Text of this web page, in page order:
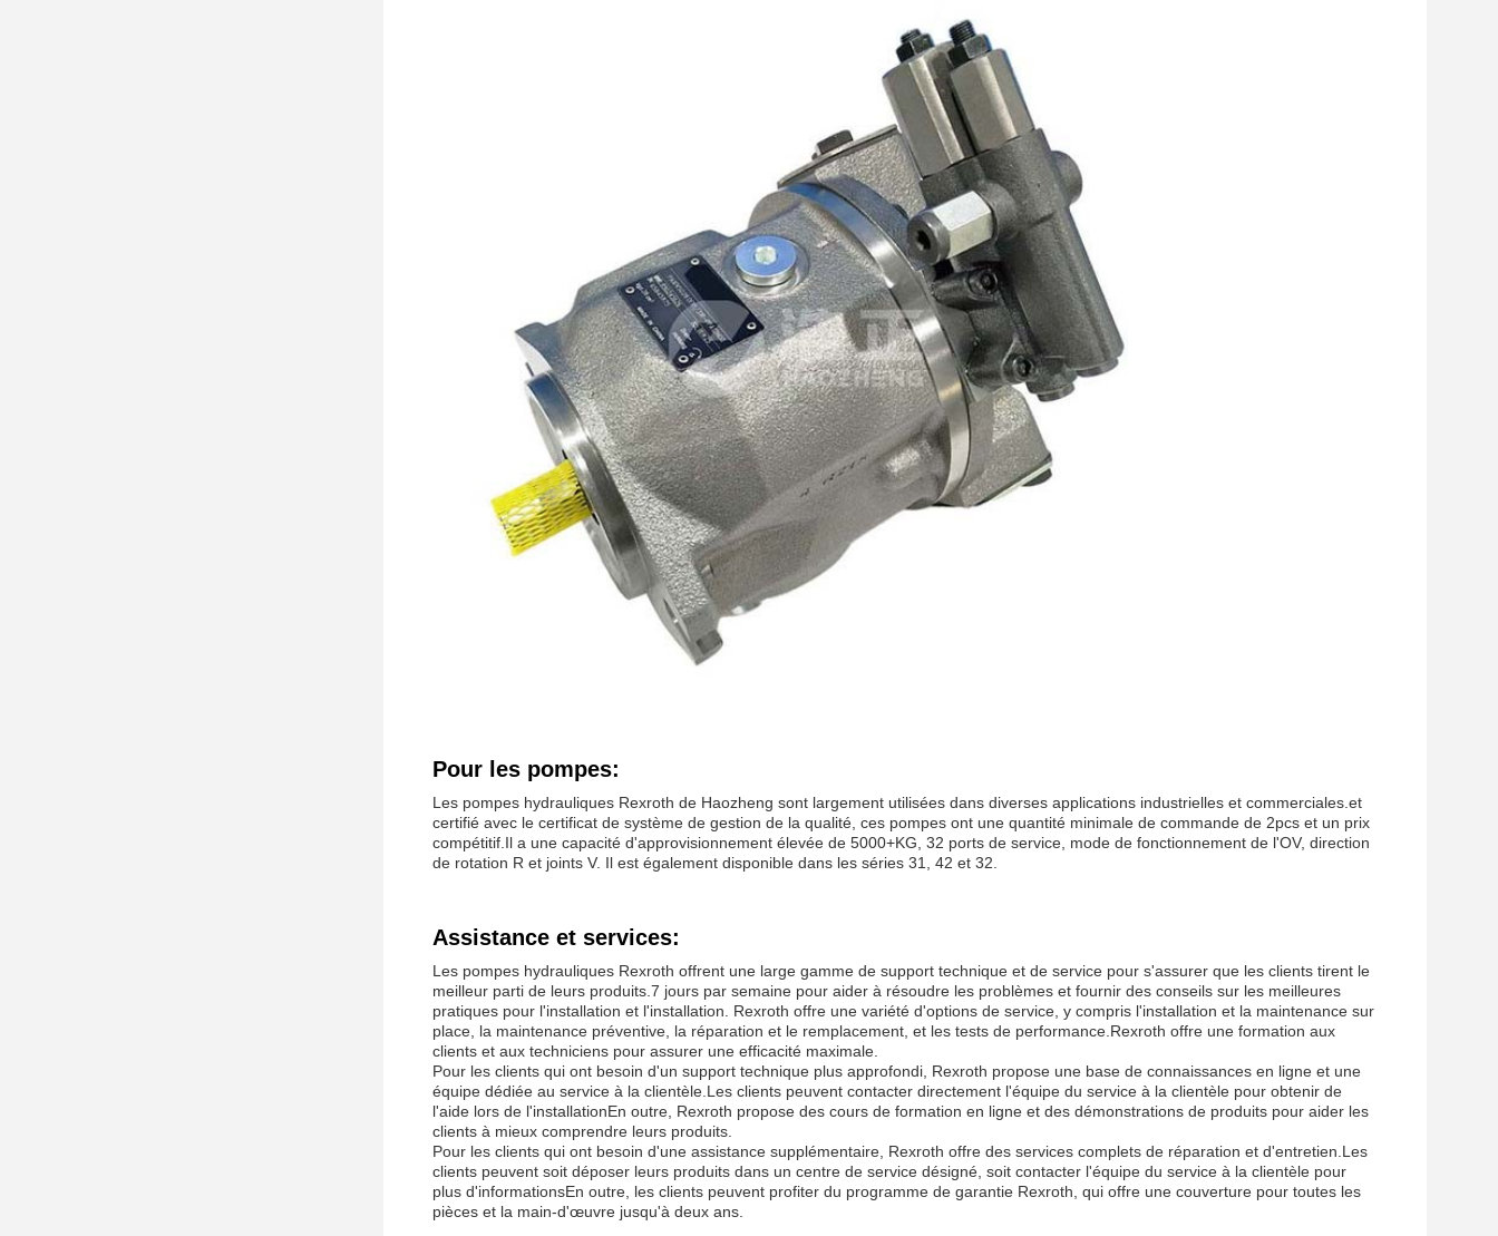
Pour les pompes:
Les pompes hydrauliques Rexroth de Haozheng sont largement utilisées dans diverses applications industrielles et commerciales.et
certifié avec le certificat de système de gestion de la qualité, ces pompes ont une quantité minimale de commande de 2pcs et un prix
compétitif.Il a une capacité d'approvisionnement élevée de 5000+KG, 32 ports de service, mode de fonctionnement de l'OV, direction
de rotation R et joints V. Il est également disponible dans les séries 31, 42 et 32.
Assistance et services:
Les pompes hydrauliques Rexroth offrent une large gamme de support technique et de service pour s'assurer que les clients tirent le
meilleur parti de leurs produits.7 jours par semaine pour aider à résoudre les problèmes et fournir des conseils sur les meilleures
pratiques pour l'installation et l'installation. Rexroth offre une variété d'options de service, y compris l'installation et la maintenance sur
place, la maintenance préventive, la réparation et le remplacement, et les tests de performance.Rexroth offre une formation aux
clients et aux techniciens pour assurer une efficacité maximale.
Pour les clients qui ont besoin d'un support technique plus approfondi, Rexroth propose une base de connaissances en ligne et une
équipe dédiée au service à la clientèle.Les clients peuvent contacter directement l'équipe du service à la clientèle pour obtenir de
l'aide lors de l'installationEn outre, Rexroth propose des cours de formation en ligne et des démonstrations de produits pour aider les
clients à mieux comprendre leurs produits.
Pour les clients qui ont besoin d'une assistance supplémentaire, Rexroth offre des services complets de réparation et d'entretien.Les
clients peuvent soit déposer leurs produits dans un centre de service désigné, soit contacter l'équipe du service à la clientèle pour
plus d'informationsEn outre, les clients peuvent profiter du programme de garantie Rexroth, qui offre une couverture pour toutes les
pièces et la main-d'œuvre jusqu'à deux ans.